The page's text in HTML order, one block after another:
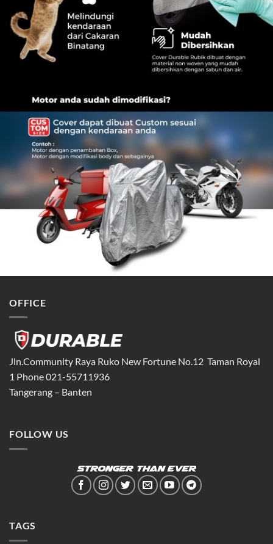
OFFICE
Jln.Community Raya Ruko New Fortune No.12 Taman Royal
1 Phone 021-55711936
Tangerang – Banten
FOLLOW US
TAGS